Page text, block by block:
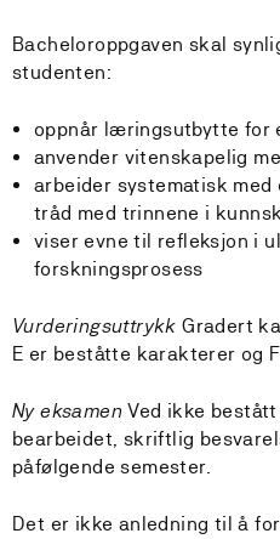
Bacheloroppgaven skal
studenten:
oppnår læringsutbytte for
anvender vitenskapelig
arbeider systematisk
tråd med trinnene i
viser evne til refleksjon i
forskningsprosess
VurderingsuttrykkGradert
E er beståtte karakterer og
Ny eksamenVed ikke
bearbeidet, skriftlig
påfølgende semester.
Det er ikke anledning til å